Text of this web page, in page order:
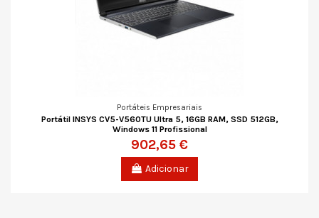
Portáteis Empresariais
Portátil INSYS CV5-V560TU Ultra 5, 16GB RAM, SSD 512GB,
Windows 11 Profissional
902,65 €
Adicionar